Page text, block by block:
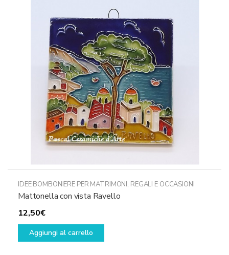
possono
essere
scelte
nella
pagina
del
prodotto
IDEE BOMBONIERE PER MATRIMONI, REGALI E OCCASIONI
Mattonella con vista Ravello
12,50€
Aggiungi al carrello